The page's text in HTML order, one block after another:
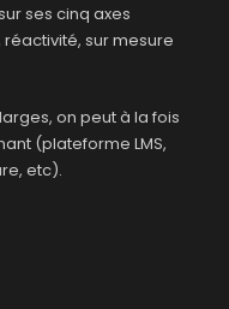
ses cinq axes
sur mesure
on peut à la fois
(plateforme LMS,
etc).